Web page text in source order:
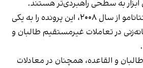
ابزار به سطحی راهبردی‌تر هستند.
نگهداری او در زندان گوانتانامو از سال ۲۰۰۸، این پرونده را به یکی
در تعاملات غیرمستقیم طالبان و
و القاعده، همچنان در معادلات